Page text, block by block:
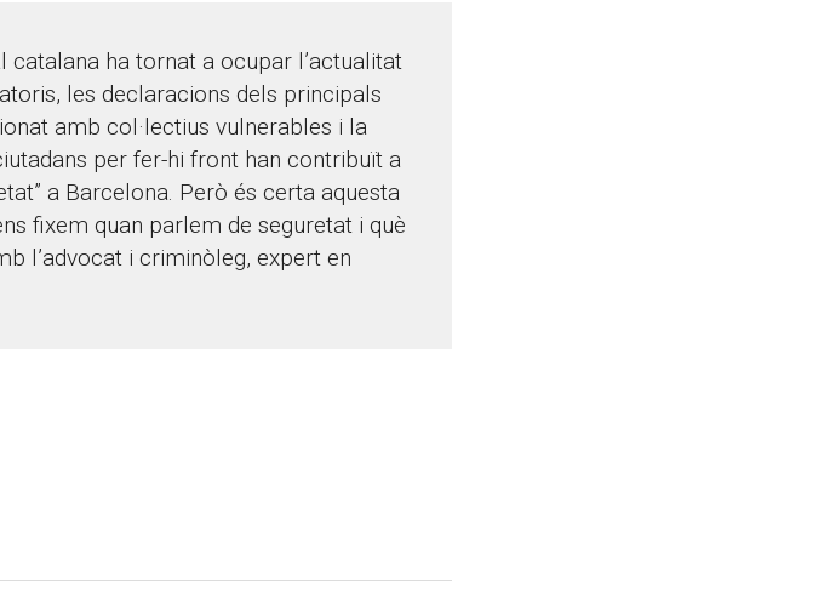
catalana ha tornat a ocupar l’actualitat
les declaracions dels principals
amb col·lectius vulnerables i la
per fer-hi front han contribuït a
a Barcelona. Però és certa aquesta
fixem quan parlem de seguretat i què
l’advocat i criminòleg, expert en